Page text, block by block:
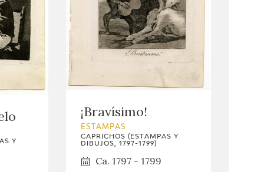
Y
¡Bravísimo!
ESTAMPAS
CAPRICHOS (ESTAMPAS Y
DIBUJOS, 1797-1799)
Ca. 1797 - 1799